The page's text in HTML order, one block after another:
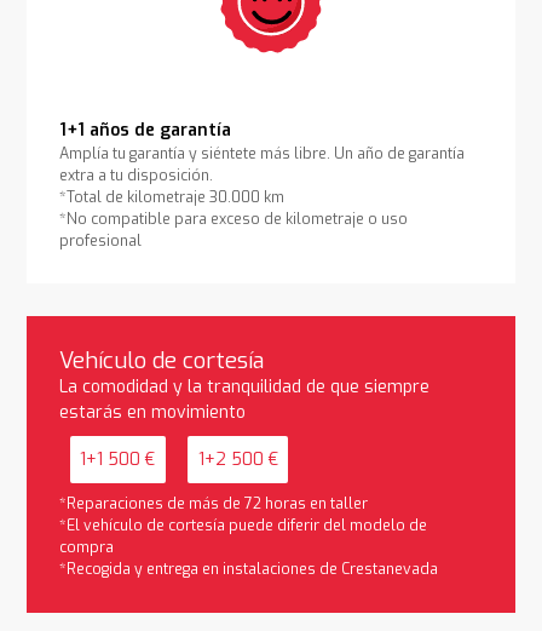
1+1 años de garantía
Amplía tu garantía y siéntete más libre. Un año de garantía
extra a tu disposición.
*Total de kilometraje 30.000 km
*No compatible para exceso de kilometraje o uso
profesional
Vehículo de cortesía
La comodidad y la tranquilidad de que siempre
estarás en movimiento
1+1 500 € 1+2 500 €
*Reparaciones de más de 72 horas en taller
*El vehículo de cortesía puede diferir del modelo de
compra
*Recogida y entrega en instalaciones de Crestanevada